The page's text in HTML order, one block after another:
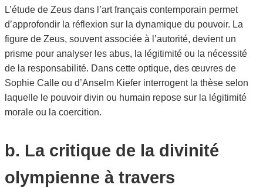
L’étude de Zeus dans l’art français contemporain permet
d’approfondir la réflexion sur la dynamique du pouvoir. La
figure de Zeus, souvent associée à l’autorité, devient un
prisme pour analyser les abus, la légitimité ou la nécessité
de la responsabilité. Dans cette optique, des œuvres de
Sophie Calle ou d’Anselm Kiefer interrogent la thèse selon
laquelle le pouvoir divin ou humain repose sur la légitimité
morale ou la coercition.
b. La critique de la divinité
olympienne à travers